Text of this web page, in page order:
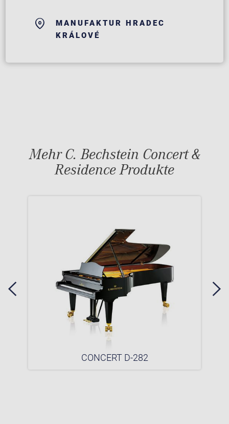
MANUFAKTUR HRADEC
KRÁLOVÉ
Mehr C. Bechstein Concert &
Residence Produkte
CONCERT D-282